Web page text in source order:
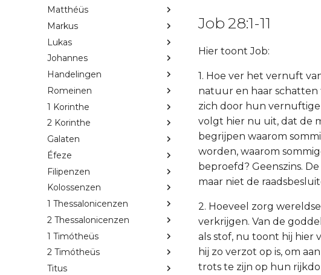
Matthéüs
Markus
Lukas
Johannes
Handelingen
Romeinen
1 Korinthe
2 Korinthe
Galaten
Éfeze
Filipenzen
Kolossenzen
1 Thessalonicenzen
2 Thessalonicenzen
1 Timótheüs
2 Timótheüs
Titus
Job 28:1-11
Hier toont Job:
1. Hoe ver het vernuft
natuur en haar schatten
zich door hun
volgt hier nu uit, dat de
begrijpen waarom
worden, waarom
beproefd? Geenszins.
maar niet de
2. Hoeveel zorg
verkrijgen. Van de
als stof, nu toont hij hier
hij zo verzot op is, om
trots te zijn op hun